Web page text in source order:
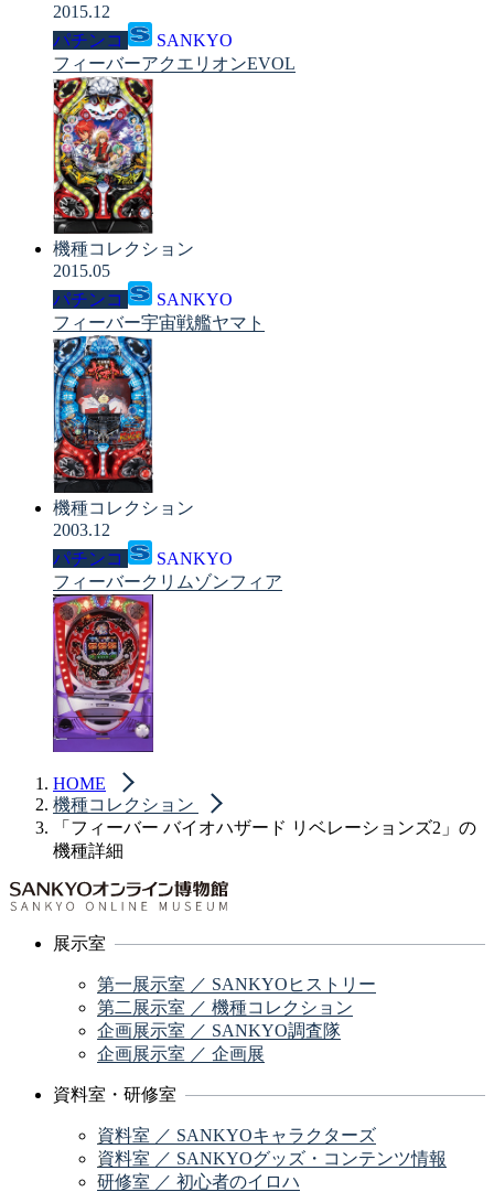
2015.12
パチンコ
SANKYO
フィーバーアクエリオンEVOL
機種コレクション
2015.05
パチンコ
SANKYO
フィーバー宇宙戦艦ヤマト
機種コレクション
2003.12
パチンコ
SANKYO
フィーバークリムゾンフィア
HOME
機種コレクション
「フィーバー バイオハザード リベレーションズ2」の
機種詳細
展示室
第一展示室 ／ SANKYOヒストリー
第二展示室 ／ 機種コレクション
企画展示室 ／ SANKYO調査隊
企画展示室 ／ 企画展
資料室・研修室
資料室 ／ SANKYOキャラクターズ
資料室 ／ SANKYOグッズ・コンテンツ情報
研修室 ／ 初心者のイロハ